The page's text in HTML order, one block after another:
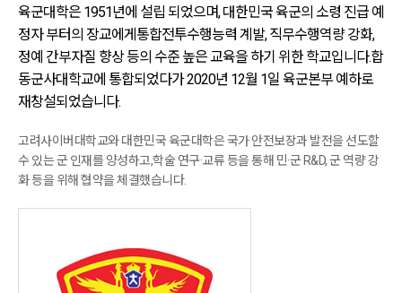
육군대학은 1951년에 설립 되었으며, 대한민국 육군의 소령 진급 예
정자 부터의 장교에게 통합전투수행능력 계발, 직무수행역량 강화,
정예 간부자질 향상 등의 수준 높은 교육을 하기 위한 학교입니다.합
동군사대학교에 통합되었다가 2020년 12월 1일 육군본부 예하로
재창설되었습니다.
고려사이버대학교와 대한민국 육군대학은 국가 안전보장과 발전을 선도할
수 있는 군 인재를 양성하고,학술 연구·교류 등을 통해 민·군 R&D, 군 역량 강
화 등을 위해 협약을 체결했습니다.